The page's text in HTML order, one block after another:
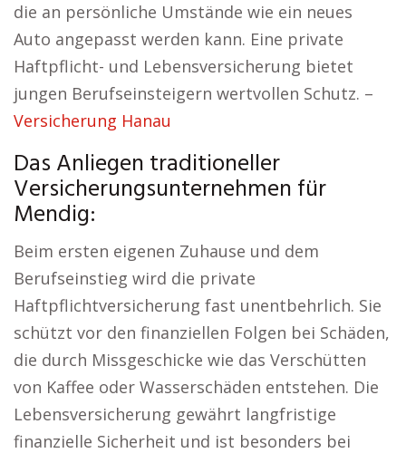
die an persönliche Umstände wie ein neues
Auto angepasst werden kann. Eine private
Haftpflicht- und Lebensversicherung bietet
jungen Berufseinsteigern wertvollen Schutz. –
Versicherung Hanau
Das Anliegen traditioneller
Versicherungsunternehmen für
Mendig:
Beim ersten eigenen Zuhause und dem
Berufseinstieg wird die private
Haftpflichtversicherung fast unentbehrlich. Sie
schützt vor den finanziellen Folgen bei Schäden,
die durch Missgeschicke wie das Verschütten
von Kaffee oder Wasserschäden entstehen. Die
Lebensversicherung gewährt langfristige
finanzielle Sicherheit und ist besonders bei